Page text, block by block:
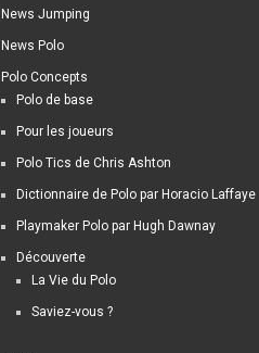
News Jumping
News Polo
Polo Concepts
Polo de base
Pour les joueurs
Polo Tics de Chris Ashton
Dictionnaire de Polo par Horacio Laffaye
Playmaker Polo par Hugh Dawnay
Découverte
La Vie du Polo
Saviez-vous ?